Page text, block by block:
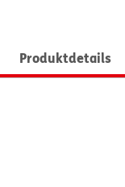
Produktdetails